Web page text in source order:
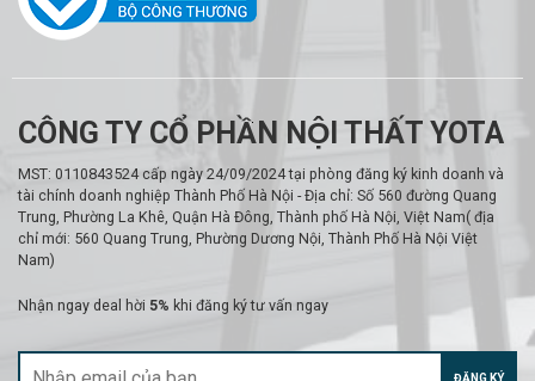
CÔNG TY CỔ PHẦN NỘI THẤT YOTA
MST: 0110843524 cấp ngày 24/09/2024 tại phòng đăng ký kinh doanh và
tài chính doanh nghiệp Thành Phố Hà Nội - Địa chỉ: Số 560 đường Quang
Trung, Phường La Khê, Quận Hà Đông, Thành phố Hà Nội, Việt Nam( địa
chỉ mới: 560 Quang Trung, Phường Dương Nội, Thành Phố Hà Nội Việt
Nam)
Nhận ngay deal hời 5% khi đăng ký tư vấn ngay
ĐĂNG KÝ